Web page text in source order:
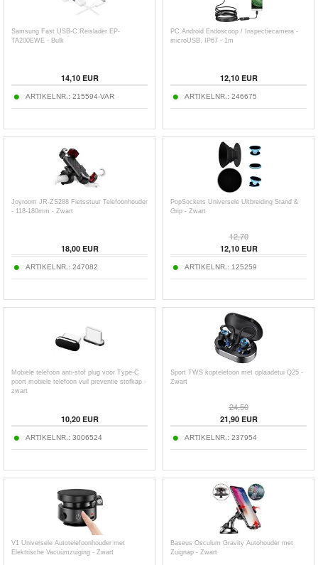
Samsung Fast USB-C Reislader EP-
TA200EWE - Bulk
14,10EUR
ARTIKELNR.: 215594-VAR
PC Android Endoscoop / Inspectiecamera -
microUSB, IP67 - 1m
12,10EUR
ARTIKELNR.: 246675
Joyroom JR-ZS288 Fietsstuur Telefoonhouder
- 118-180mm - Zwart
18,00EUR
ARTIKELNR.: 247082
PopSockets Universele Uitbreiding Stand &
Grip - Zwart
12,70
12,10EUR
ARTIKELNR.: 125259
Mobiele telefoon anti-stof plug voor Type-C
poort mobiele telefoon vuil preventie stofkap -
zwart
10,20EUR
ARTIKELNR.: 3006524
Sport TWS koptelefoon met oplaadetui Q25 -
Zwart
24,50
21,90EUR
ARTIKELNR.: 237954
V1 Universele Autotelefoonhouder met
Elektrische Vacuümzuiging - Zwart
Baseus Osculum Gravity Autohouder met
Zuignap - Zwart